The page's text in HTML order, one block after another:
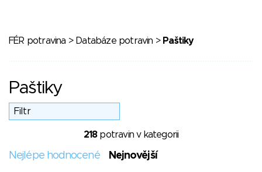
FÉR potravina > Databáze potravin > Paštiky
Paštiky
218potravin v kategorii
Nejlépe hodnocené Nejnovější